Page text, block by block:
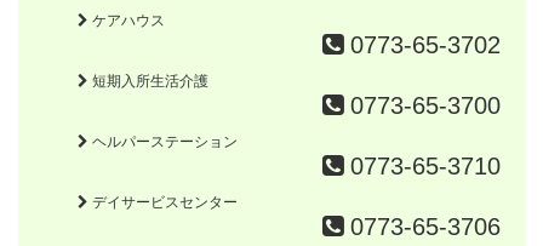
ケアハウス
0773-65-3702
短期入所生活介護
0773-65-3700
ヘルパーステーション
0773-65-3710
デイサービスセンター
0773-65-3706